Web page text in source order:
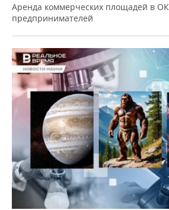
Аренда коммерческих площадей в
предпринимателей